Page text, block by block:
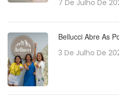
7 De Julho De
Bellucci Abre As
3 De Julho De